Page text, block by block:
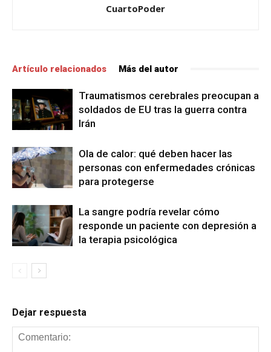
CuartoPoder
Artículo relacionados Más del autor
Traumatismos cerebrales preocupan a
soldados de EU tras la guerra contra
Irán
Ola de calor: qué deben hacer las
personas con enfermedades crónicas
para protegerse
La sangre podría revelar cómo
responde un paciente con depresión a
la terapia psicológica
Dejar respuesta